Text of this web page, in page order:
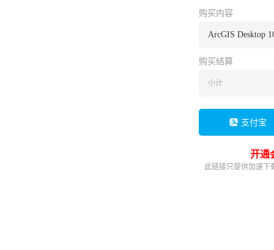
购买内容
ArcGIS Desktop
购买结算
小计
支付宝
开通
此链接只提供加速下